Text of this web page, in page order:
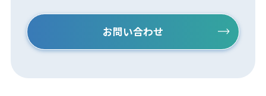
お問い合わせ